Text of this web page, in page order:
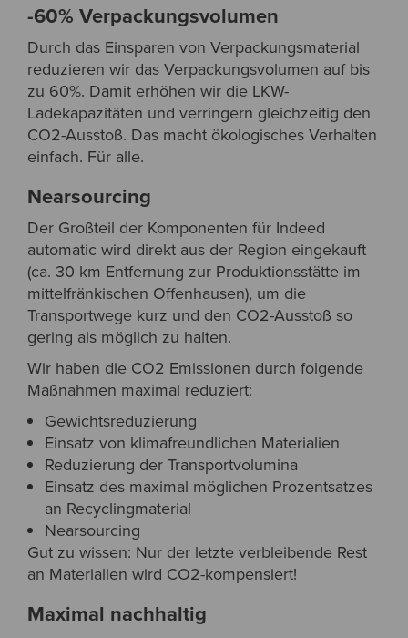
-60% Verpackungsvolumen
Durch das Einsparen von Verpackungsmaterial
reduzieren wir das Verpackungsvolumen auf bis
zu 60%. Damit erhöhen wir die LKW-
Ladekapazitäten und verringern gleichzeitig den
CO2-Ausstoß. Das macht ökologisches Verhalten
einfach. Für alle.
Nearsourcing
Der Großteil der Komponenten für Indeed
automatic wird direkt aus der Region eingekauft
(ca. 30 km Entfernung zur Produktionsstätte im
mittelfränkischen Offenhausen), um die
Transportwege kurz und den CO2-Ausstoß so
gering als möglich zu halten.
Wir haben die CO2 Emissionen durch folgende
Maßnahmen maximal reduziert:
Gewichtsreduzierung
Einsatz von klimafreundlichen Materialien
Reduzierung der Transportvolumina
Einsatz des maximal möglichen Prozentsatzes
an Recyclingmaterial
Nearsourcing
Gut zu wissen: Nur der letzte verbleibende Rest
an Materialien wird CO2-kompensiert!
Maximal nachhaltig